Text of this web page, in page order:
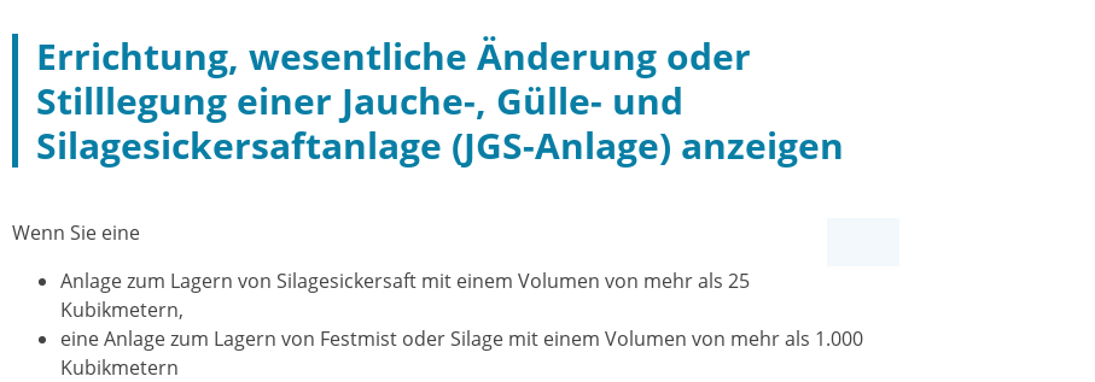
Errichtung, wesentliche Änderung oder
Stilllegung einer Jauche-, Gülle- und
Silagesickersaftanlage (JGS-Anlage) anzeigen
Wenn Sie eine
Anlage zum Lagern von Silagesickersaft mit einem Volumen von mehr als 25
Kubikmetern,
eine Anlage zum Lagern von Festmist oder Silage mit einem Volumen von mehr als 1.000
Kubikmetern